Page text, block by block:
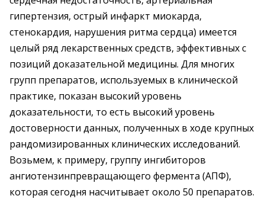
гипертензия, острый инфаркт миокарда,
стенокардия, нарушения ритма сердца) имеется
целый ряд лекарственных средств, эффективных с
позиций доказательной медицины. Для многих
групп препаратов, используемых в клинической
практике, показан высокий уровень
доказательности, то есть высокий уровень
достоверности данных, полученных в ходе крупных
рандомизированных клинических исследований.
Возьмем, к примеру, группу ингибиторов
ангиотензинпревращающего фермента (АПФ),
которая сегодня насчитывает около 50 препаратов.